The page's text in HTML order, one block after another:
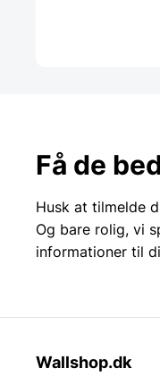
Få de
Husk at tilmelde
Og bare rolig, vi
informationer til
Wallshop.dk